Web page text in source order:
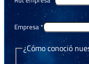
Empresa *
¿Cómo conoció